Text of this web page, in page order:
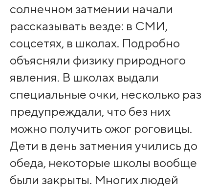
солнечном затмении начали
рассказывать везде: в СМИ,
соцсетях, в школах. Подробно
объясняли физику природного
явления. В школах выдали
специальные очки, несколько раз
предупреждали, что без них
можно получить ожог роговицы.
Дети в день затмения учились до
обеда, некоторые школы вообще
были закрыты. Многих людей